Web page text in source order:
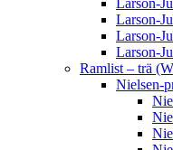
Larson-
Larson-
Larson-
Larson-
Ramlist – trä
Nielsen-